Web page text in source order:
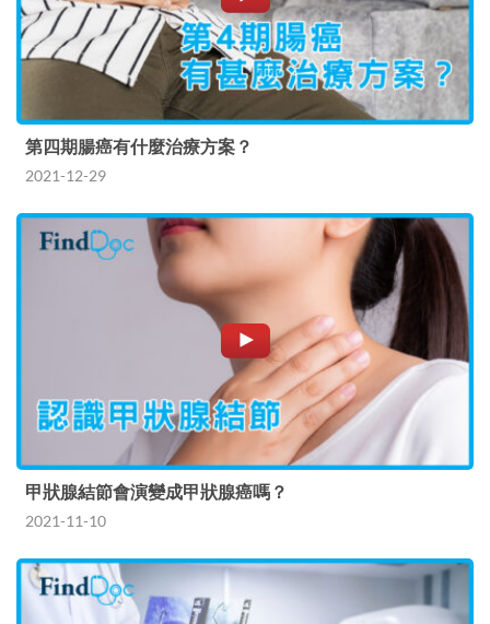
第四期腸癌有什麼治療方案？
2021-12-29
甲狀腺結節會演變成甲狀腺癌嗎？
2021-11-10